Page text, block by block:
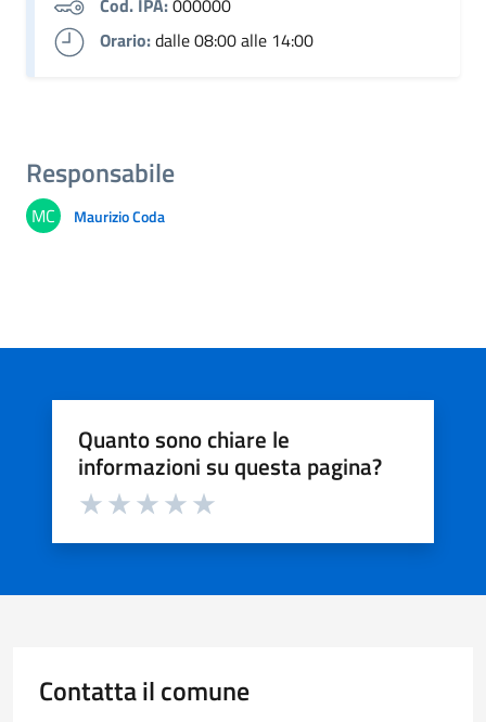
Cod. IPA:000000
Orario:dalle 08:00 alle 14:00
Responsabile
MC Maurizio Coda
Quanto sono chiare le
informazioni su questa pagina?
Valuta da 1 a 5 stelle la pagina
Contatta il comune